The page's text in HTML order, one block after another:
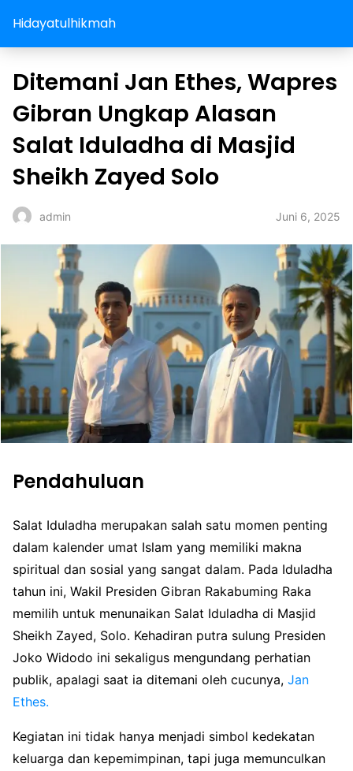
Hidayatulhikmah
Ditemani Jan Ethes, Wapres
Gibran Ungkap Alasan
Salat Iduladha di Masjid
Sheikh Zayed Solo
admin Juni 6, 2025
Pendahuluan
Salat Iduladha merupakan salah satu momen penting
dalam kalender umat Islam yang memiliki makna
spiritual dan sosial yang sangat dalam. Pada Iduladha
tahun ini, Wakil Presiden Gibran Rakabuming Raka
memilih untuk menunaikan Salat Iduladha di Masjid
Sheikh Zayed, Solo. Kehadiran putra sulung Presiden
Joko Widodo ini sekaligus mengundang perhatian
publik, apalagi saat ia ditemani oleh cucunya, Jan
Ethes.
Kegiatan ini tidak hanya menjadi simbol kedekatan
keluarga dan kepemimpinan, tapi juga memunculkan